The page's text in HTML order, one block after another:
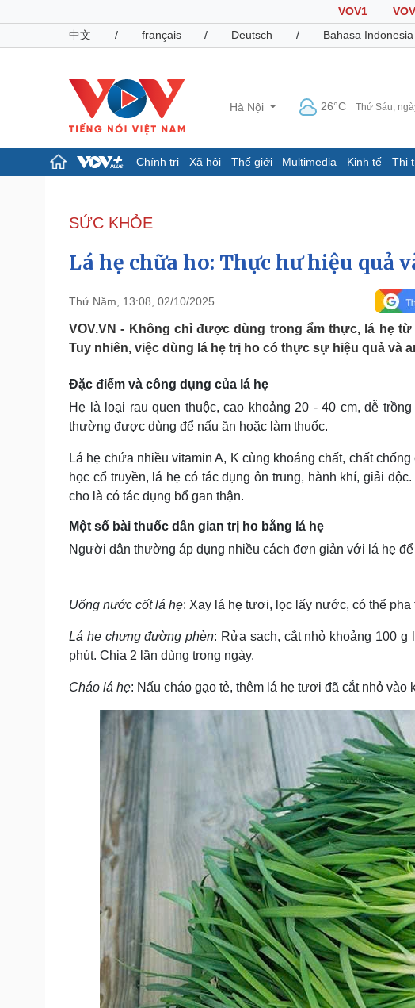
VOV1
中文
/ français / Deutsch / Bahasa Indonesia
Hà Nội 26°C Thứ Sáu,
Chính trị Xã hội Thế giới Multimedia Kinh tế Thị
Đảng
Tổ chức nhân sự
Nhận diện sự thật
Dấu ấn VOV
Pháp luật
Vụ án
Tư vấn luật
Quân sự - Quốc phòng
Vũ khí
Phân tích
Thể
Hậu
Dinh dưỡng - món ngon
Cây thuốc
Sản phụ khoa
Nam khoa
Làm đẹp - giảm cân
Nhà đẹp
Blog
Tình yêu - Gia đình
Sân
Văn
Cải chính
SỨC KHỎE
Lá hẹ chữa ho: Thực hư hiệu quả
Thứ Năm, 13:08, 02/10/2025
VOV.VN - Không chỉ được dùng trong ẩm thực, lá hẹ
Tuy nhiên, việc dùng lá hẹ trị ho có thực sự hiệu quả và
Đặc điểm và công dụng của lá hẹ
Hẹ là loại rau quen thuộc, cao khoảng 20 - 40 cm, dễ
thường được dùng để nấu ăn hoặc làm thuốc.
Lá hẹ chứa nhiều vitamin A, K cùng khoáng chất, chất
học cổ truyền, lá hẹ có tác dụng ôn trung, hành khí, giải
cho là có tác dụng bổ gan thận.
Một số bài thuốc dân gian trị ho bằng lá hẹ
Người dân thường áp dụng nhiều cách đơn giản với lá hẹ
Uống nước cốt lá hẹ: Xay lá hẹ tươi, lọc lấy nước, có thể pha
Lá hẹ chưng đường phèn: Rửa sạch, cắt nhỏ khoảng 100
phút. Chia 2 lần dùng trong ngày.
Cháo lá hẹ: Nấu cháo gạo tẻ, thêm lá hẹ tươi đã cắt nhỏ vào